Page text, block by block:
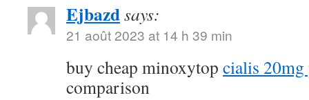
Ejbazdsays:
21 août 2023 at 14 h 39 min
buy cheap minoxytop cialis
comparison